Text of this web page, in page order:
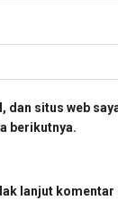
dan situs web
berikutnya.
lanjut